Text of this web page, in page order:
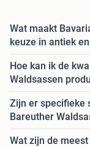
Wat maakt
keuze in antiek
Hoe kan ik de
Waldsassen
Zijn er specifieke
Bareuther
Wat zijn de